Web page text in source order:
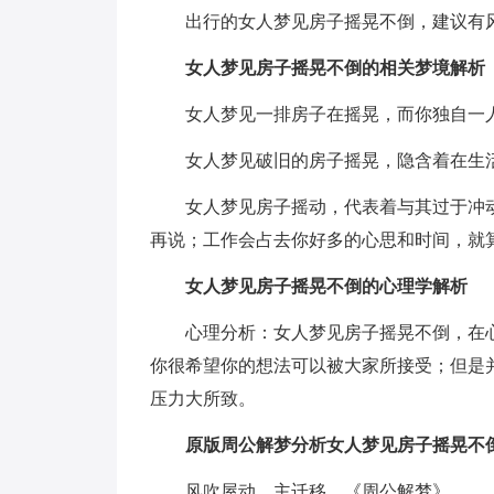
出行的女人梦见房子摇晃不倒，建议有
女人梦见房子摇晃不倒的相关梦境解析
女人梦见一排房子在摇晃，而你独自
女人梦见破旧的房子摇晃，隐含着在
女人梦见房子摇动，代表着与其过于
再说；工作会占去你好多的心思和时间，
女人梦见房子摇晃不倒的心理学解析
心理分析：女人梦见房子摇晃不倒，
你很希望你的想法可以被大家所接受；但
压力大所致。
原版周公解梦分析女人梦见房子摇晃不